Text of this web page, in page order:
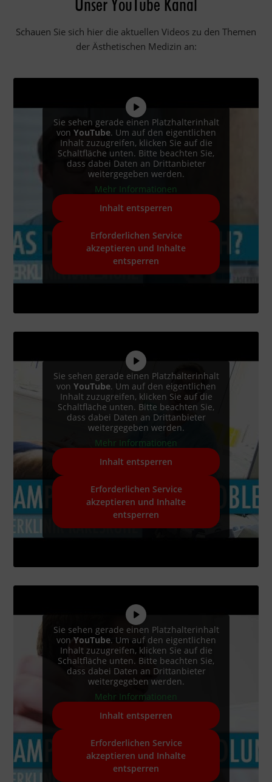
Unser YouTube Kanal
Schauen Sie sich hier die aktuellen Videos zu den Themen
der Ästhetischen Medizin an:
Sie sehen gerade einen Platzhalterinhalt
von YouTube. Um auf den eigentlichen
Inhalt zuzugreifen, klicken Sie auf die
Schaltfläche unten. Bitte beachten Sie,
dass dabei Daten an Drittanbieter
weitergegeben werden.
Mehr Informationen
Inhalt entsperren
Erforderlichen Service
akzeptieren und Inhalte
entsperren
Sie sehen gerade einen Platzhalterinhalt
von YouTube. Um auf den eigentlichen
Inhalt zuzugreifen, klicken Sie auf die
Schaltfläche unten. Bitte beachten Sie,
dass dabei Daten an Drittanbieter
weitergegeben werden.
Mehr Informationen
Inhalt entsperren
Erforderlichen Service
akzeptieren und Inhalte
entsperren
Sie sehen gerade einen Platzhalterinhalt
von YouTube. Um auf den eigentlichen
Inhalt zuzugreifen, klicken Sie auf die
Schaltfläche unten. Bitte beachten Sie,
dass dabei Daten an Drittanbieter
weitergegeben werden.
Mehr Informationen
Inhalt entsperren
Erforderlichen Service
akzeptieren und Inhalte
entsperren